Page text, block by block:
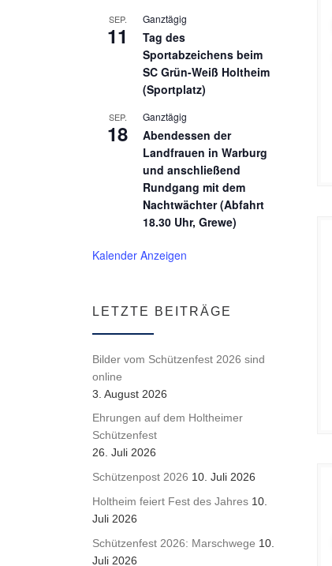
SEP.
11
Ganztägig
Tag des
Sportabzeichens beim
SC Grün-Weiß Holtheim
(Sportplatz)
SEP.
18
Ganztägig
Abendessen der
Landfrauen in Warburg
und anschließend
Rundgang mit dem
Nachtwächter (Abfahrt
18.30 Uhr, Grewe)
Kalender Anzeigen
LETZTE BEITRÄGE
Bilder vom Schützenfest 2026 sind
online
3. August 2026
Ehrungen auf dem Holtheimer
Schützenfest
26. Juli 2026
Schützenpost 2026 10. Juli 2026
Holtheim feiert Fest des Jahres 10.
Juli 2026
Schützenfest 2026: Marschwege 10.
Juli 2026